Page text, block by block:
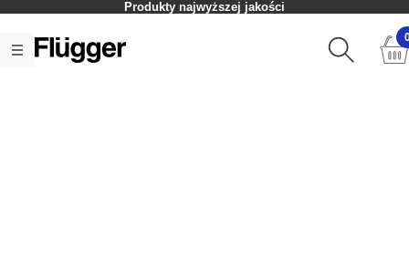
Kupisz w sklepach stacjonarnych lub